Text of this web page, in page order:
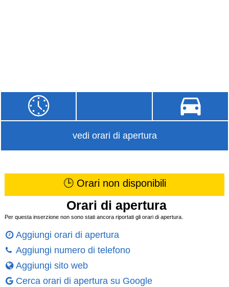
vedi orari di apertura
🕒 Orari non disponibili
Orari di apertura
Per questa inserzione non sono stati ancora riportati gli orari di apertura.
Aggiungi orari di apertura
Aggiungi numero di telefono
Aggiungi sito web
Cerca orari di apertura su Google